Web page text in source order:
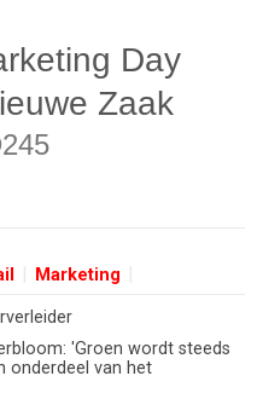
Day
Zaak
Marketing
'Groen wordt steeds
onderdeel van het